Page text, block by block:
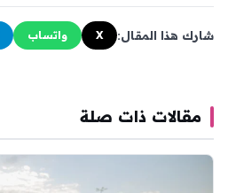
شارك هذا المقال: X واتساب
مقالات ذات صلة